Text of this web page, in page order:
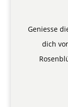
Geniesse
dich